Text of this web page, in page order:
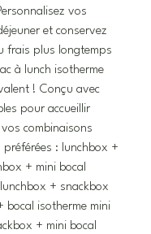
vos
et conservez
frais plus longtemps
à lunch isotherme
! Conçu avec
pour accueillir
combinaisons
préférées : lunchbox +
+ mini bocal
+ snackbox
bocal isotherme mini
+ mini bocal